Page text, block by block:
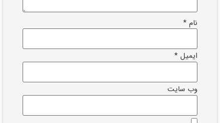
نام *
ایمیل *
وب‌ سایت